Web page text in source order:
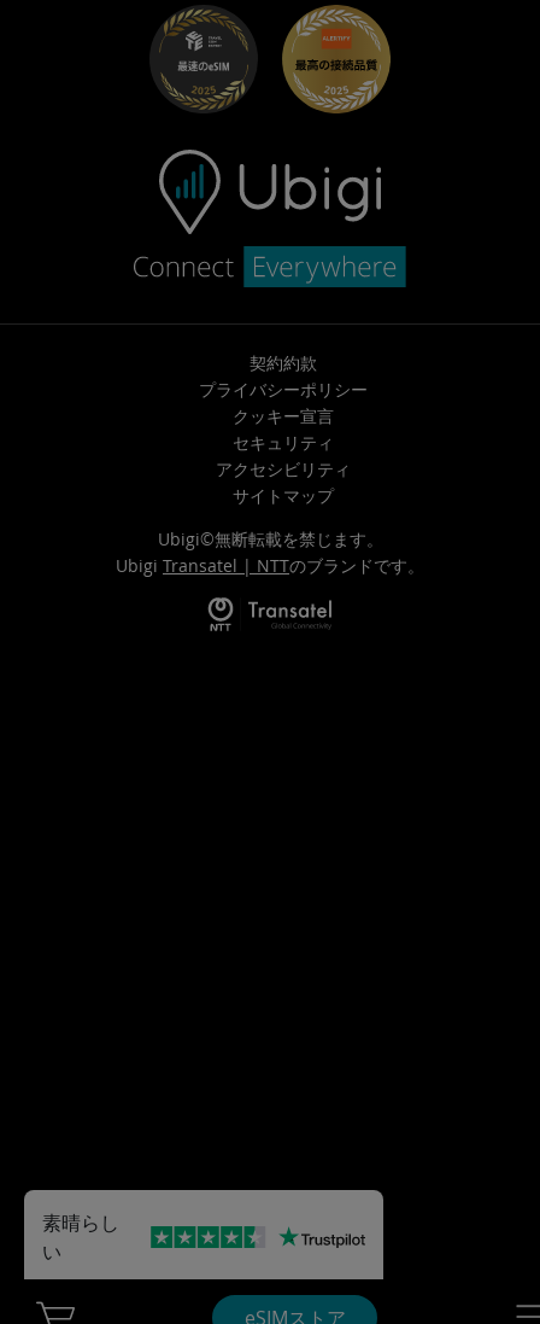
eSIMストア
トラブルシューティング
ヘルプセンター
お問い合わせ先
契約約款
プライバシーポリシー
クッキー宣言
セキュリティ
アクセシビリティ
サイトマップ
Ubigi©無断転載を禁じます。
Ubigi Transatel | NTTのブランドです。
素晴らし
い